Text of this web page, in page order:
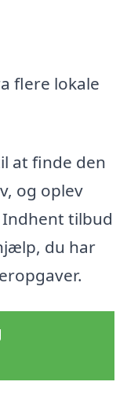
flere lokale
at finde den
og oplev
tilbud
du har